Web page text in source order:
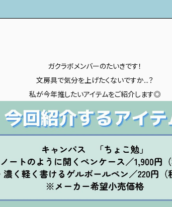
ガクラボメンバーのたいきです！
文房具で気分を上げたくないですか...？
私が今年推したいアイテムをご紹介します◎